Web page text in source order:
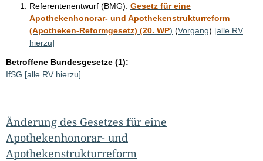
Referentenentwurf (BMG): Gesetz für eine
Apothekenhonorar- und Apothekenstrukturreform
(Apotheken-Reformgesetz) (20. WP) (Vorgang) [alle RV
hierzu]
Betroffene Bundesgesetze (1):
IfSG [alle RV hierzu]
Änderung des Gesetzes für eine
Apothekenhonorar- und
Apothekenstrukturreform